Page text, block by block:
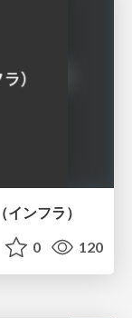
ンフラ）
0 120